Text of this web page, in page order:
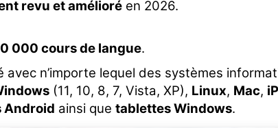
revu et amélioré en 2026.
000 cours de langue.
n’importe lequel des systèmes
(11, 10, 8, 7, Vista, XP), Linux, Mac,
Android ainsi que tablettes Windows.